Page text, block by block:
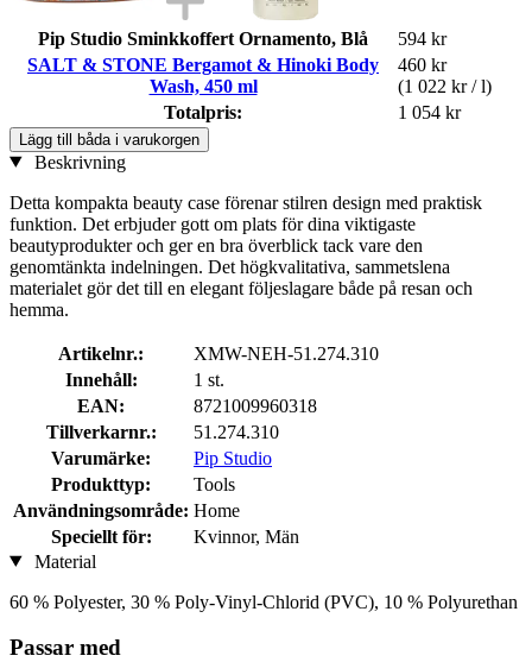
Pip Studio Sminkkoffert Ornamento, Blå
594 kr
SALT & STONE Bergamot & Hinoki Body
Wash, 450 ml
460 kr
(1 022 kr / l)
Totalpris:
1 054 kr
Lägg till båda i varukorgen
Beskrivning
Detta kompakta beauty case förenar stilren design med praktisk
funktion. Det erbjuder gott om plats för dina viktigaste
beautyprodukter och ger en bra överblick tack vare den
genomtänkta indelningen. Det högkvalitativa, sammetslena
materialet gör det till en elegant följeslagare både på resan och
hemma.
Artikelnr.:
XMW-NEH-51.274.310
Innehåll:
1 st.
EAN:
8721009960318
Tillverkarnr.:
51.274.310
Varumärke:
Pip Studio
Produkttyp:
Tools
Användningsområde: Home
Speciellt för:
Kvinnor, Män
Material
60 % Polyester, 30 % Poly-Vinyl-Chlorid (PVC), 10 % Polyurethan
Passar med